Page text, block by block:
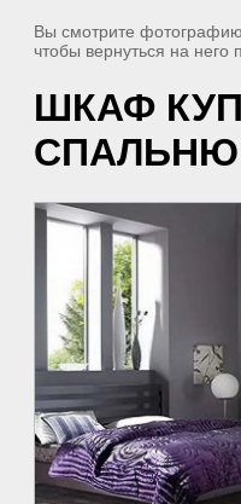
Вы смотрите
чтобы вернуться на него
ШКАФ
СПАЛЬНЮ